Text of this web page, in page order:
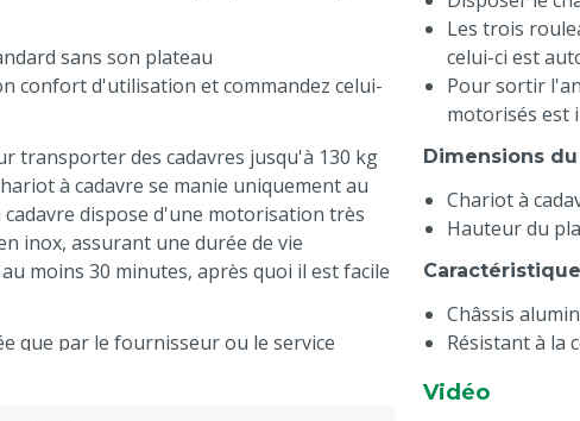
sans son plateau
confort d'utilisation et commandez celui-
transporter des cadavres jusqu'à 130 kg
à cadavre se manie uniquement au
dispose d'une motorisation très
inox, assurant une durée de vie
moins 30 minutes, après quoi il est facile
que par le fournisseur ou le service
Les trois
celui-ci est
Pour sortir
motorisés est
Dimensions
Chariot à
Hauteur du
Châssis
Résistant à la
Vidéo